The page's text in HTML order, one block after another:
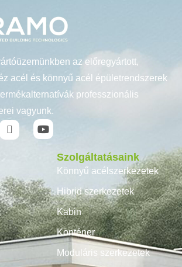
az előregyártott,
acél és könnyű acél épületrendszerek
professzionális
vagyunk.
Szolgáltatásaink
Könnyű acélszerkezetek
Hibrid szerkezetek
Kabin
Konténer
Moduláris szerkezetek